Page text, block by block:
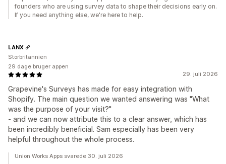
founders who are using survey data to shape their decisions early on.
If you need anything else, we're here to help.
29. juli 2026
Grapevine's Surveys has made for easy integration with
Shopify. The main question we wanted answering was "What
was the purpose of your visit?"
- and we can now attribute this to a clear answer, which has
been incredibly beneficial. Sam especially has been very
helpful throughout the whole process.
LANX
Storbritannien
29 dage bruger appen
Union Works Apps svarede 30. juli 2026